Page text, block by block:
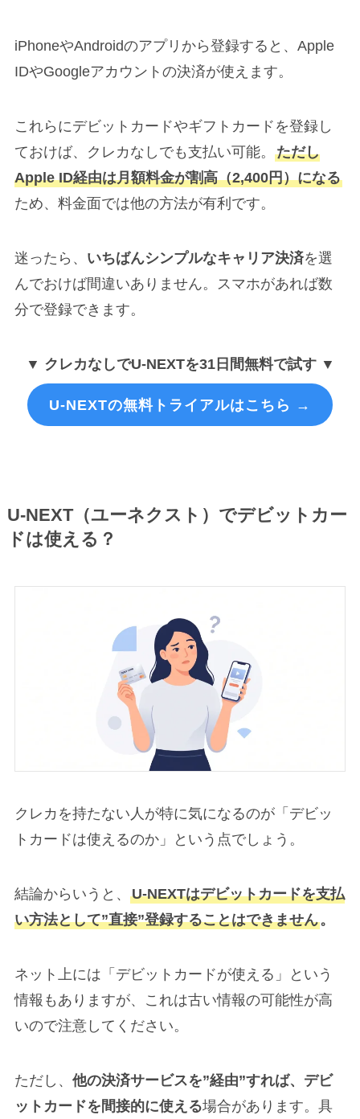
iPhoneやAndroidのアプリから登録すると、Apple
IDやGoogleアカウントの決済が使えます。
これらにデビットカードやギフトカードを登録し
ておけば、クレカなしでも支払い可能。 ただし
Apple ID経由は月額料金が割高（2,400円）になる
ため、料金面では他の方法が有利です。
迷ったら、 いちばんシンプルなキャリア決済を選
んでおけば間違いありません。スマホがあれば数
分で登録できます。
▼ クレカなしでU-NEXTを31日間無料で試す ▼
U-NEXTの無料トライアルはこちら →
U-NEXT（ユーネクスト）でデビットカー
ドは使える？
クレカを持たない人が特に気になるのが「デビッ
トカードは使えるのか」という点でしょう。
結論からいうと、 U-NEXTはデビットカードを支払
い方法として”直接”登録することはできません。
ネット上には「デビットカードが使える」という
情報もありますが、これは古い情報の可能性が高
いので注意してください。
ただし、 他の決済サービスを”経由”すれば、デビ
ットカードを間接的に使える場合があります。具